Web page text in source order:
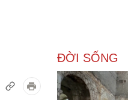
ĐỜI SỐNG